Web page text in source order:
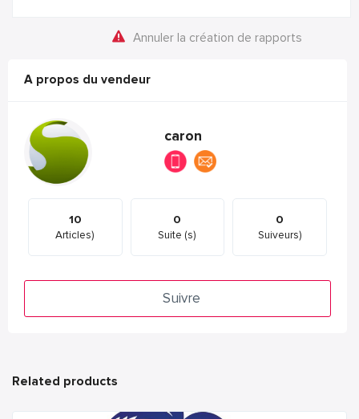
Annuler la création de rapports
A propos du vendeur
caron
10
Articles)
0
Suite (s)
0
Suiveurs)
Suivre
Related products